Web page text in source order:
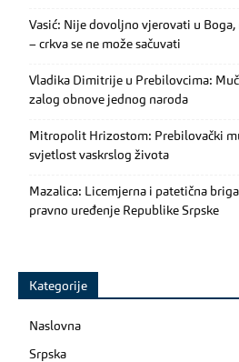
Vasić: Nije dovoljno vjerovati u
– crkva se ne može sačuvati
Vladika Dimitrije u Prebilovcima:
zalog obnove jednog naroda
Mitropolit Hrizostom: Prebilovački
svjetlost vaskrslog života
Mazalica: Licemjerna i patetična
pravno uređenje Republike Srpske
Kategorije
Naslovna
Srpska